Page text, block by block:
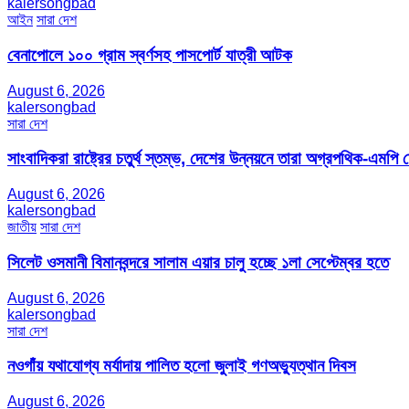
kalersongbad
আইন সারা দেশ
বেনাপোলে ১০০ গ্রাম স্বর্ণসহ পাসপোর্ট যাত্রী আটক
August 6, 2026
kalersongbad
সারা দেশ
সাংবাদিকরা রাষ্ট্রের চতুর্থ স্তম্ভ, দেশের উন্নয়নে তারা অগ্রপথিক-
August 6, 2026
kalersongbad
জাতীয় সারা দেশ
সিলেট ওসমানী বিমানবন্দরে সালাম এয়ার চালু হচ্ছে ১লা সেপ্টেম্বর হতে
August 6, 2026
kalersongbad
সারা দেশ
নওগাঁয় যথাযোগ্য মর্যাদায় পালিত হলো জুলাই গণঅভ্যুত্থান দিবস
August 6, 2026